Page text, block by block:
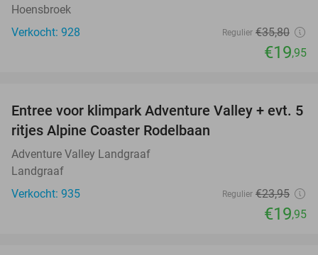
Hoensbroek
Verkocht: 928
Regulier €35,80
€19,95
17%
Entree voor klimpark Adventure Valley + evt. 5
ritjes Alpine Coaster Rodelbaan
Adventure Valley Landgraaf
Landgraaf
Verkocht: 935
Regulier €23,95
€19,95